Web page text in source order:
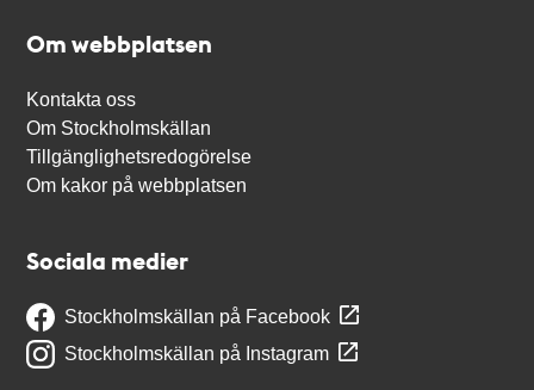
Om webbplatsen
Kontakta oss
Om Stockholmskällan
Tillgänglighetsredogörelse
Om kakor på webbplatsen
Sociala medier
Stockholmskällan på Facebook
Stockholmskällan på Instagram